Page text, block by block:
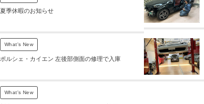
夏季休暇のお知らせ
What's New
ポルシェ・カイエン 左後部側面の修理で入庫
What's New